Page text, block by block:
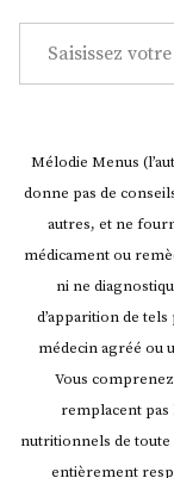
Saisissez votre adresse e-mail…
Mélodie Menus
donne pas de
autres, et ne
médicament ou
ni ne
d’apparition de
médecin agréé ou
Vous
remplacent pas
nutritionnels de toute
entièrement